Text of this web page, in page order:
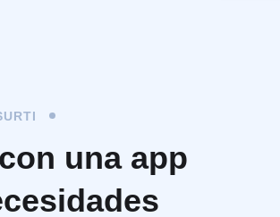
una app